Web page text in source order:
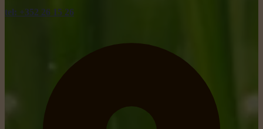
tel: +352 26 15 26